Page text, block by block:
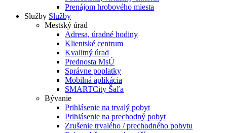
Prenájom hrobového miesta
Služby Služby
Mestský úrad
Adresa, úradné hodiny
Klientské centrum
Kvalitný úrad
Prednosta MsÚ
Správne poplatky
Mobilná aplikácia
SMARTCity Šaľa
Bývanie
Prihlásenie na trvalý pobyt
Prihlásenie na prechodný pobyt
Zrušenie trvalého / prechodného pobytu